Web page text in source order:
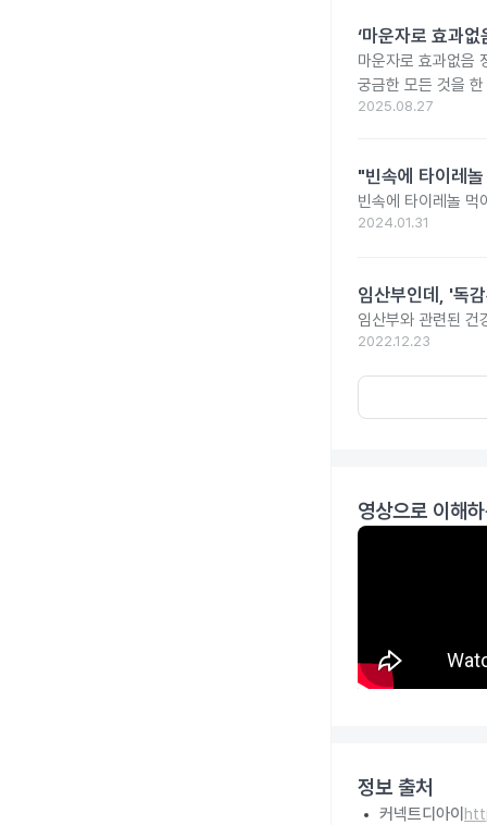
‘마운자로 효과
마운자로 효과없음
궁금한 모든 것을
2025.08.27
"빈속에 타이레
빈속에 타이레놀 먹
2024.01.31
임산부인데, '독
임산부와 관련된 건
2022.12.23
영상으로 이해
정보 출처
커넥트디아이